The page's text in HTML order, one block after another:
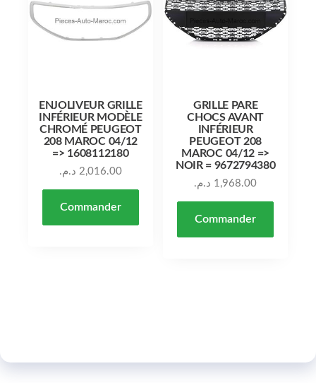
ENJOLIVEUR GRILLE
INFÉRIEUR MODÈLE
CHROMÉ PEUGEOT
208 MAROC 04/12
=> 1608112180
2,016.00 د.م.
Commander
GRILLE PARE
CHOCS AVANT
INFÉRIEUR
PEUGEOT 208
MAROC 04/12 =>
NOIR = 9672794380
1,968.00 د.م.
Commander